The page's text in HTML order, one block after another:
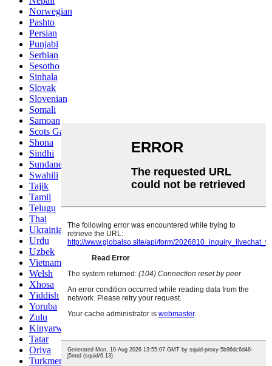
Norwegian
Pashto
Persian
Punjabi
Serbian
Sesotho
Sinhala
Slovak
Slovenian
Somali
Samoan
Scots Gaelic
Shona
Sindhi
Sundanese
Swahili
Tajik
Tamil
Telugu
Thai
Ukrainian
Urdu
Uzbek
Vietnamese
Welsh
Xhosa
Yiddish
Yoruba
Zulu
Kinyarwanda
Tatar
Oriya
Turkmen